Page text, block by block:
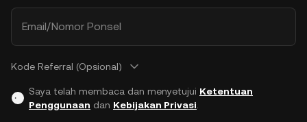
Email/Nomor Ponsel
Kode Referral (Opsional)
Saya telah membaca dan menyetujui Ketentuan
Penggunaan dan Kebijakan Privasi